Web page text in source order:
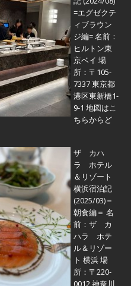
=エグゼクテ
ィブラウン
ジ編=名前：
ヒルトン東
京ベイ 場
所：〒105-
7337 東京都
港区東新橋1-
9-1 地図はこ
ちらからど
ザ カハ
ラ ホテル
＆リゾート
横浜宿泊記
(2025/03)＝
朝食編＝ 名
前：ザ カ
ハラ ホテ
ル＆リゾー
ト 横浜 場
所：〒220-
0012 神奈川